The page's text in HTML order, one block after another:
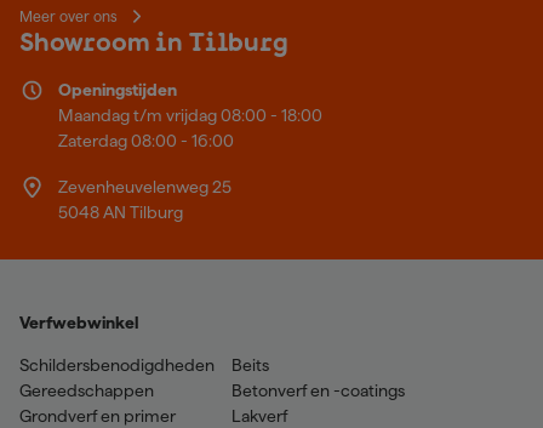
Meer over ons
Showroom in Tilburg
Openingstijden
Maandag t/m vrijdag 08:00 - 18:00
Zaterdag 08:00 - 16:00
Zevenheuvelenweg 25
5048 AN Tilburg
Verfwebwinkel
Schildersbenodigdheden
Gereedschappen
Grondverf en primer
Beits
Betonverf en -coatings
Lakverf